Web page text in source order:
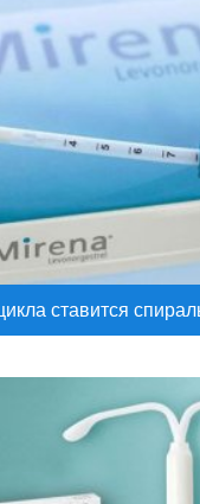
ставится